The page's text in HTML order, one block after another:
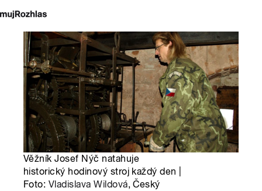
Věžník Josef Nýč natahuje
historický hodinový stroj každý den |
Foto: Vladislava Wildová, Český